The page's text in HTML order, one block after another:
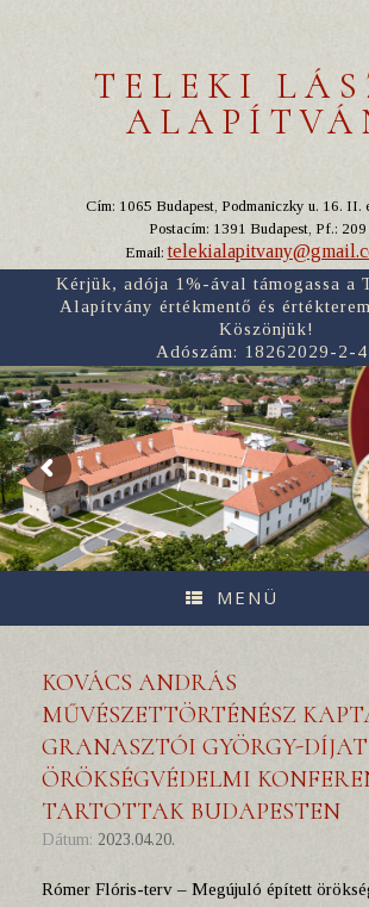
TELEKI
Cím: 1065 Budapest, Podmaniczky u. 16. II.
Postacím: 1391 Budapest, Pf.: 209
Email:
Kérjük, adója 1%-ával támogassa a
Alapítvány értékmentő és
Köszönjük!
Adószám: 18262029-2-
MENÜ
KOVÁCS ANDRÁS
MŰVÉSZETTÖRTÉNÉSZ
GRANASZTÓI GYÖRGY-
ÖRÖKSÉGVÉDELMI
TARTOTTAK BUDAPESTEN
Dátum: 2023.04.20.
Rómer Flóris-terv – Megújuló épített